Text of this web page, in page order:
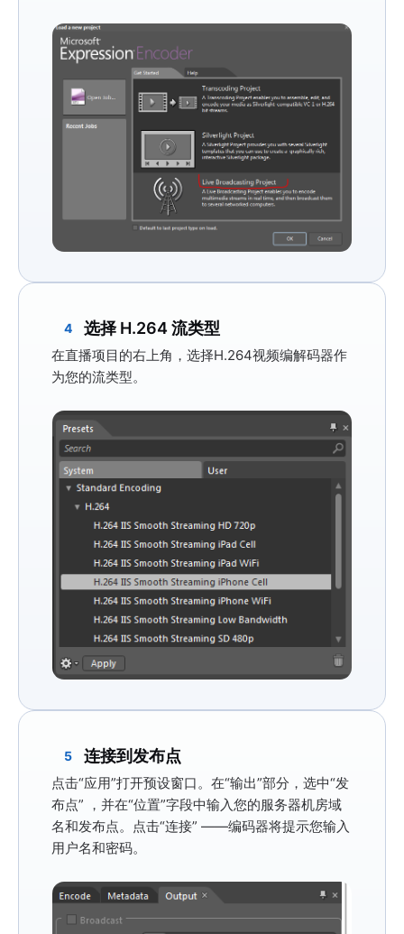
4 选择 H.264 流类型
在直播项目的右上角，选择H.264视频编解码器作
为您的流类型。
5 连接到发布点
点击“应用”打开预设窗口。在“输出”部分，选中“发
布点” ，并在“位置”字段中输入您的服务器机房域
名和发布点。点击“连接” ——编码器将提示您输入
用户名和密码。